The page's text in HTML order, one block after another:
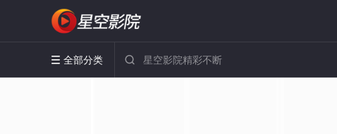
 全部分类 